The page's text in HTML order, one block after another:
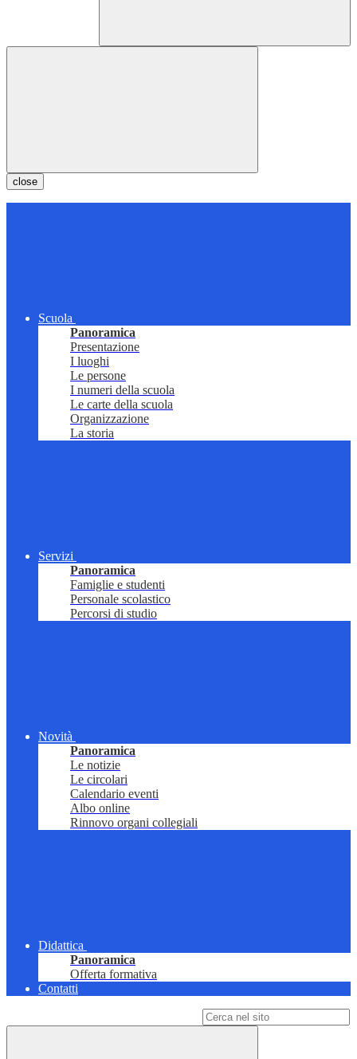
close
Scuola
Panoramica
Presentazione
I luoghi
Le persone
I numeri della scuola
Le carte della scuola
Organizzazione
La storia
Servizi
Panoramica
Famiglie e studenti
Personale scolastico
Percorsi di studio
Novità
Panoramica
Le notizie
Le circolari
Calendario eventi
Albo online
Rinnovo organi collegiali
Didattica
Panoramica
Offerta formativa
Contatti